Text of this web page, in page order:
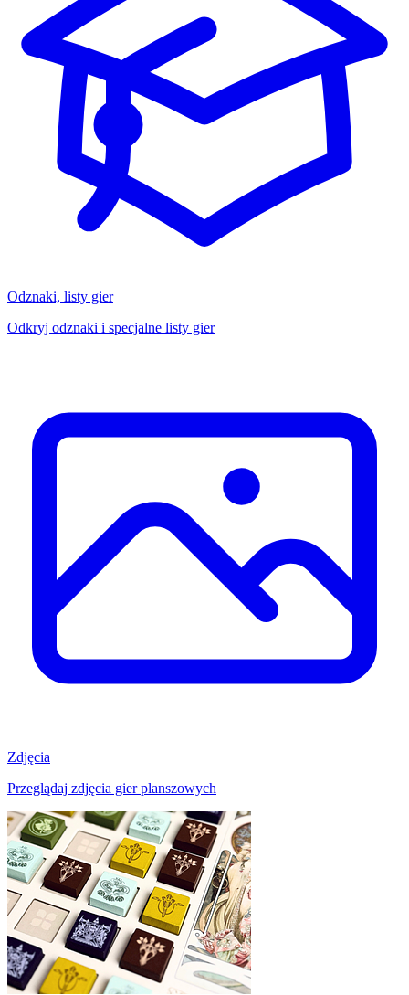
Odznaki, listy gier
Odkryj odznaki i specjalne listy gier
Zdjęcia
Przeglądaj zdjęcia gier planszowych